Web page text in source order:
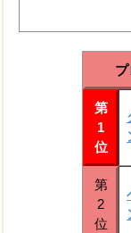
第
1
位
第
2
位